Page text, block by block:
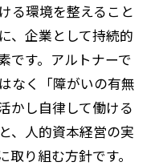
る環境を整えること
、企業として持続的
です。アルトナーで
なく「障がいの有無
かし自律して働ける
、人的資本経営の実
り組む方針です。